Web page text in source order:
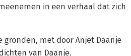
in een verhaal dat zich
met door Anjet Daanje
van Daanje.